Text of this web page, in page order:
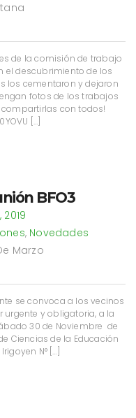
de la comisión de trabajo
el descubrimiento de los
los cementaron y dejaron
fotos de los trabajos
con todos!
[…]
BFO3
, Novedades
Marzo
se convoca a los vecinos
urgente y obligatoria, a la
30 de Noviembre de
Ciencias de la Educación
N° […]